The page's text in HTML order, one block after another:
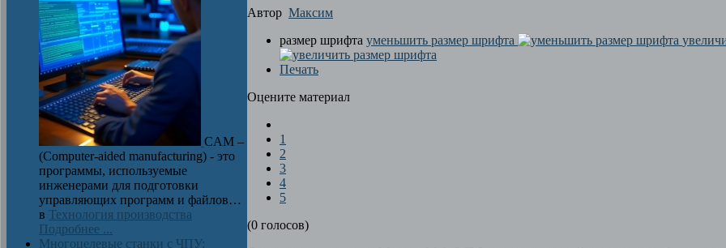
Автор Максим
размер шрифта уменьшить размер шрифта
Печать
Оцените материал
1
2
3
4
5
(0 голосов)
CAM –
(Computer-aided manufacturing) - это
программы, используемые
инженерами для подготовки
управляющих программ и файлов…
в Технология производства
Подробнее ...
Многоцелевые станки с ЧПУ: